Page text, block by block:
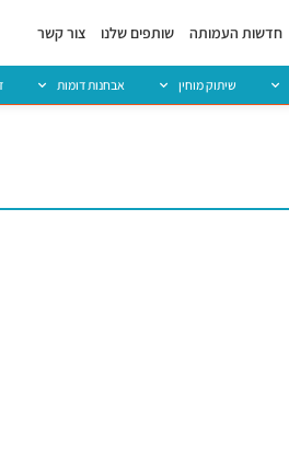
חדשות העמותה שותפים שלנו צור קשר
שיתוק מוחין אבחנות דומות